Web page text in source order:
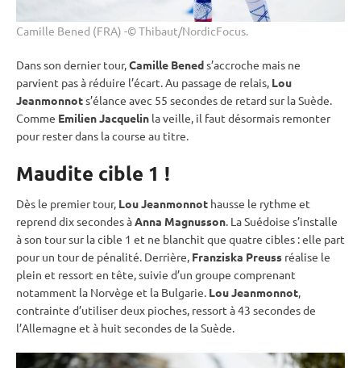
Camille Bened (FRA) -© Thibaut/NordicFocus.
Dans son dernier tour,Camille Beneds’accroche mais ne
parvient pas à réduire l’écart. Au passage de relais, Lou
Jeanmonnots’élance avec 55 secondes de retard sur la Suède.
Comme Emilien Jacquelin la veille, il faut désormais remonter
pour rester dans la course au titre.
Maudite cible 1 !
Dès le premier tour, Lou Jeanmonnot hausse le rythme et
reprend dix secondes àAnna Magnusson. La Suédoise s’installe
à son tour sur lacible 1 et ne blanchit que quatre cibles : elle part
pour un tour de pénalité. Derrière, Franziska Preuss réalise le
plein et ressort en tête, suivie d’un groupe comprenant
notamment la Norvège et la Bulgarie. Lou Jeanmonnot,
contrainte d’utiliser deux pioches, ressort à 43 secondes de
l’Allemagne et à huit secondes de la Suède.